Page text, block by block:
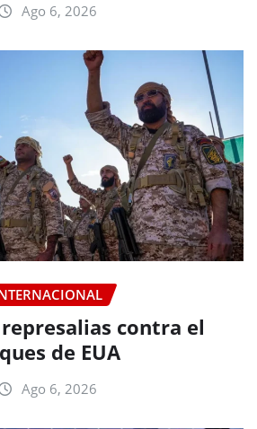
Ago 6, 2026
contra el
de EUA
Ago 6, 2026